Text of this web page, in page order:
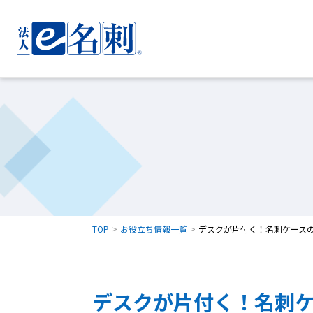
TOP お役立ち情報一覧 デスクが片付く！名刺ケース
デスクが片付く！名刺